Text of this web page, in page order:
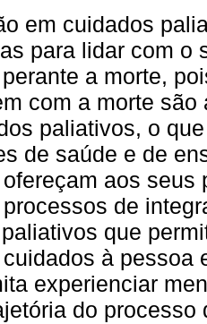
em cuidados
para lidar com o
a morte,
com a morte
paliativos, o
de saúde e de
aos
de
que
à pessoa
experienciar
do